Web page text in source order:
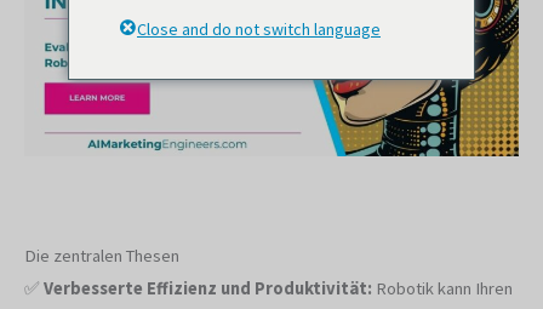
Die zentralen Thesen
✅ Verbesserte Effizienz und Produktivität: Robotik kann Ihren
Close and do not switch language